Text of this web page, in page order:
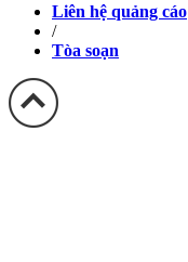
Liên hệ quảng cáo
/
Tòa soạn